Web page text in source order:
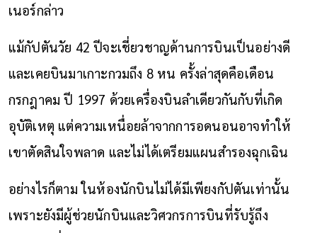
เนอร์กล่าว
แม้กัปตันวัย 42 ปีจะเชี่ยวชาญด้านการบินเป็นอย่างดี
และเคยบินมาเกาะกวมถึง 8 หน ครั้งล่าสุดคือเดือน
กรกฎาคม ปี 1997 ด้วยเครื่องบินลำเดียวกันกับที่เกิด
อุบัติเหตุ แต่ความเหนื่อยล้าจากการอดนอนอาจทำให้
เขาตัดสินใจพลาด และไม่ได้เตรียมแผนสำรองฉุกเฉิน
อย่างไรก็ตาม ในห้องนักบินไม่ได้มีเพียงกัปตันเท่านั้น
เพราะยังมีผู้ช่วยนักบินและวิศวกรการบินที่รับรู้ถึง